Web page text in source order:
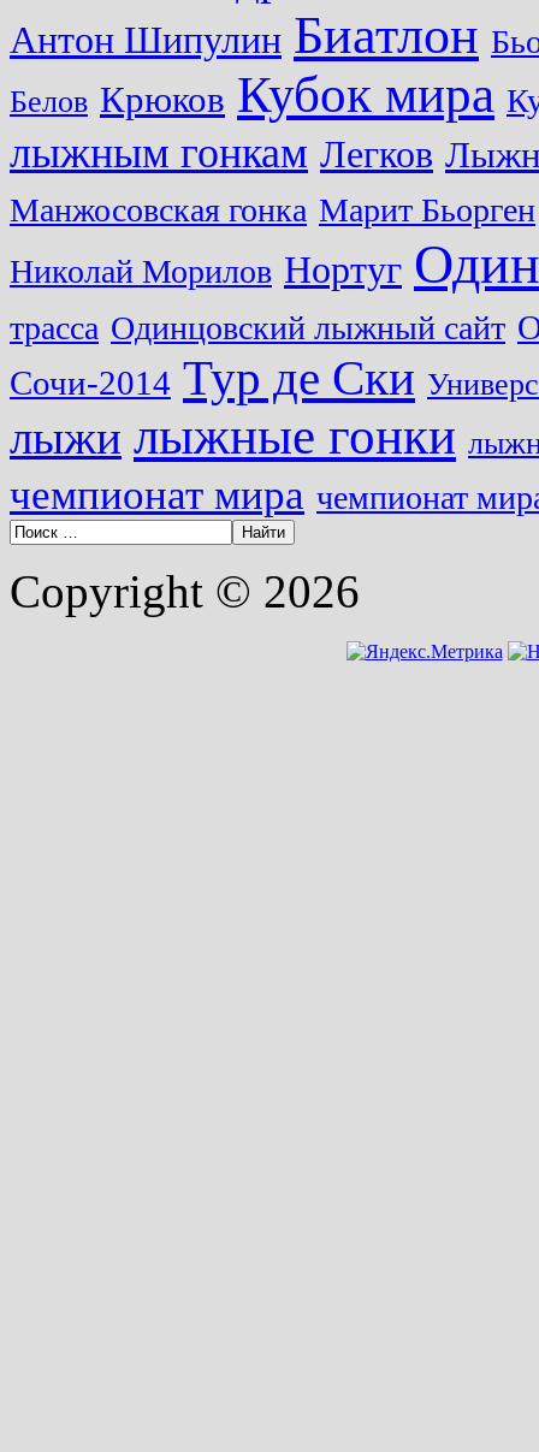
Антон Шипулин Биатлон
Белов Крюков Кубок мира
лыжным гонкам Легков
Манжосовская гонка Марит Бьорген
Николай Морилов Нортуг
трасса Одинцовский лыжный сайт
Сочи-2014 Тур де Ски
лыжи лыжные гонки
чемпионат мира чемпионат
Copyright © 2026